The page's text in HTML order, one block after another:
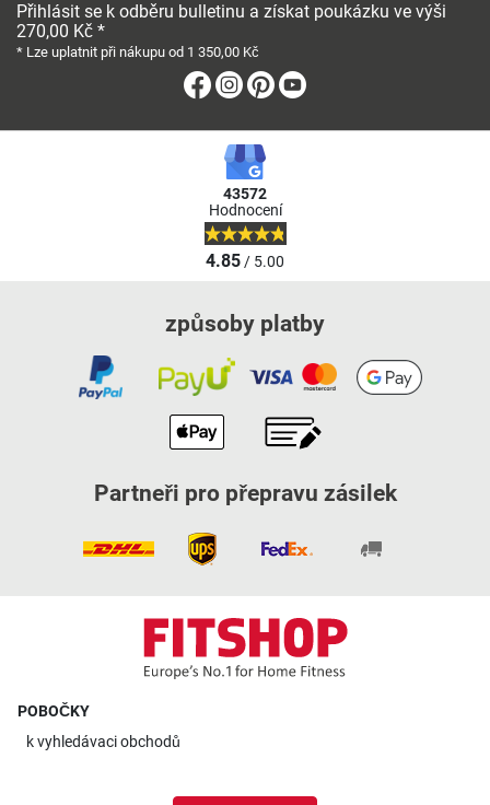
Přihlásit se k odběru bulletinu a získat poukázku ve výši
270,00 Kč *
* Lze uplatnit při nákupu od 1 350,00 Kč
Facebook
Instagram
Pinterest
43572
Hodnocení
4.85/ 5.00
způsoby platby
Partneři pro přepravu zásilek
POBOČKY
kvyhledávaci obchodů